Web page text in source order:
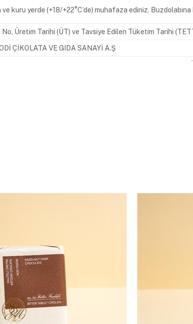
ve kuru yerde (+18/+22°C’de) muhafaza ediniz. Buzdolabına
No, Üretim Tarihi (ÜT) ve Tavsiye Edilen Tüketim Tarihi
ÇİKOLATA VE GIDA SANAYİ A.Ş